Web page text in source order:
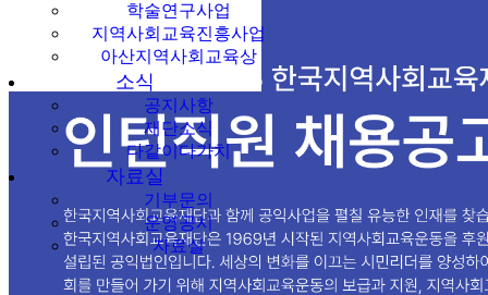
학술연구사업
지역사회교육진흥사업
아산지역사회교육상
소식
공지사항
재단소식
다같이다가치
자료실
기부문의
운영공시
자료실